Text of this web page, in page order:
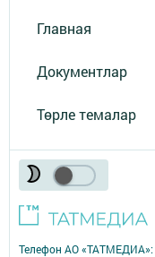
Главная
Документлар
Төрле темалар
Телефон АО «ТАТМЕДИА»: